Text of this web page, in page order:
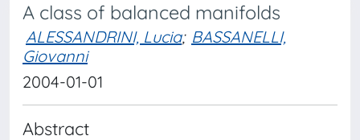
A class of balanced manifolds
ALESSANDRINI, Lucia; BASSANELLI,
Giovanni
2004-01-01
Abstract